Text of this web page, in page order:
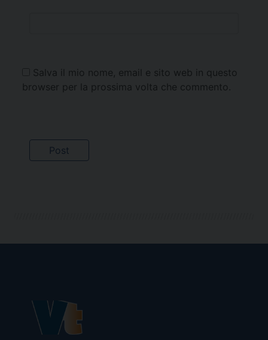
Salva il mio nome, email e sito web in questo
browser per la prossima volta che commento.